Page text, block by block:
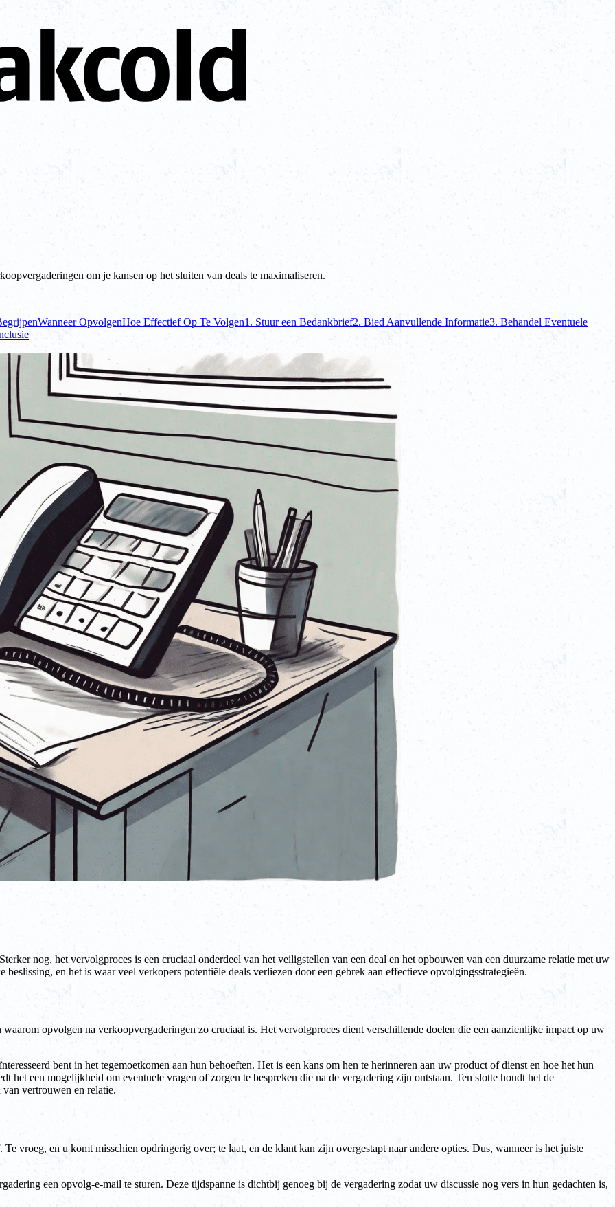
om je kansen op het sluiten van deals te maximaliseren.
Wanneer OpvolgenHoe Effectief Op Te Volgen1. Stuur een Bedankbrief2. Bied Aanvullende Informatie3. Behandel Eventuele
nog, het vervolgproces is een cruciaal onderdeel van het veiligstellen van een deal en het opbouwen van een duurzame relatie met uw
en het is waar veel verkopers potentiële deals verliezen door een gebrek aan effectieve opvolgingsstrategieën.
opvolgen na verkoopvergaderingen zo cruciaal is. Het vervolgproces dient verschillende doelen die een aanzienlijke impact op uw
bent in het tegemoetkomen aan hun behoeften. Het is een kans om hen te herinneren aan uw product of dienst en hoe het hun
het een mogelijkheid om eventuele vragen of zorgen te bespreken die na de vergadering zijn ontstaan. Ten slotte houdt het de
vertrouwen en relatie.
vroeg, en u komt misschien opdringerig over; te laat, en de klant kan zijn overgestapt naar andere opties. Dus, wanneer is het juiste
een opvolg-e-mail te sturen. Deze tijdspanne is dichtbij genoeg bij de vergadering zodat uw discussie nog vers in hun gedachten is,